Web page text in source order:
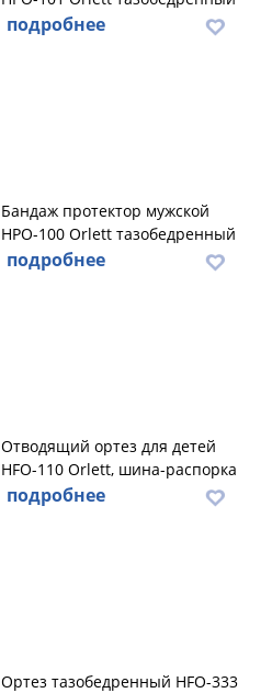
подробнее
Бандаж протектор мужской
HPO-100 Orlett тазобедренный
подробнее
Отводящий ортез для детей
HFO-110 Orlett, шина-распорка
подробнее
Ортез тазобедренный HFO-333